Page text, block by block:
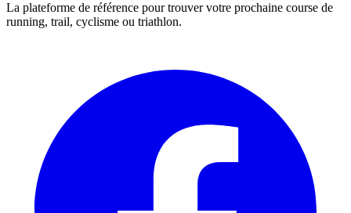
La plateforme de référence pour trouver votre prochaine course de
running, trail, cyclisme ou triathlon.